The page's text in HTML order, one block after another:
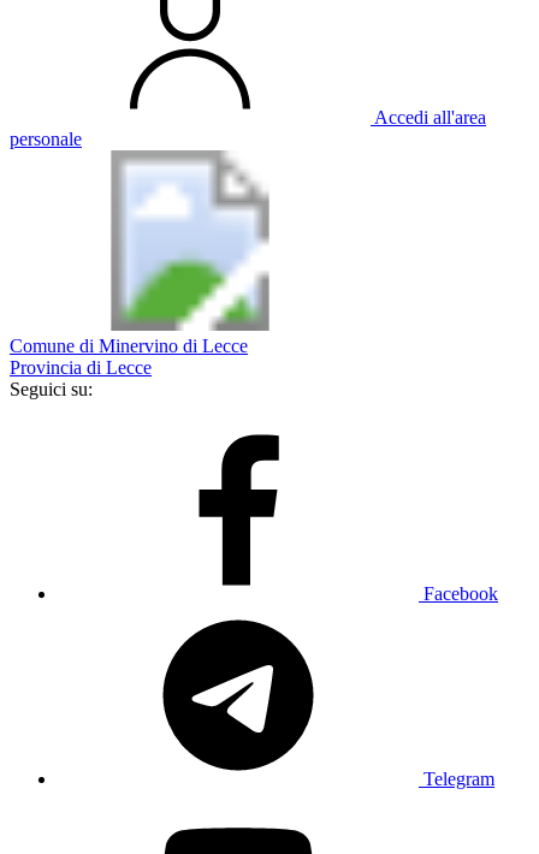
Accedi all'area
personale
Comune di Minervino di Lecce
Provincia di Lecce
Seguici su:
Facebook
Telegram